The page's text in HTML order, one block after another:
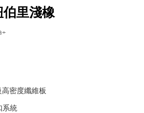
里淺橡
密度纖維板
系統